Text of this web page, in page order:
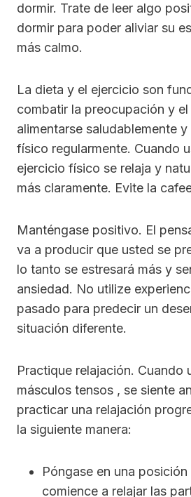
dormir. Trate de leer algo
dormir para poder aliviar su
más calmo.
La dieta y el ejercicio son
combatir la preocupación y
alimentarse saludablemente
físico regularmente. Cuando
ejercicio físico se relaja y
más claramente. Evite la
Manténgase positivo. El
va a producir que usted se
lo tanto se estresará más y
ansiedad. No utilize
pasado para predecir un
situación diferente.
Practique relajación. Cuando
másculos tensos , se siente
practicar una relajación
la siguiente manera:
Póngase en una
comience a relajar las